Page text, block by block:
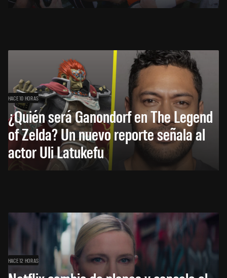
HACE 10 HORAS
¿Quién será Ganondorf en The Legend
of Zelda? Un nuevo reporte señala al
actor Uli Latukefu
HACE 12 HORAS